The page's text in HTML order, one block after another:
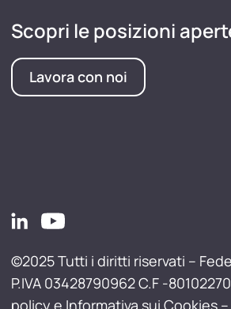
Scopri le posizioni
Lavora con noi
©2025 Tutti i diritti riservati –
P.IVA 03428790962 C.F -